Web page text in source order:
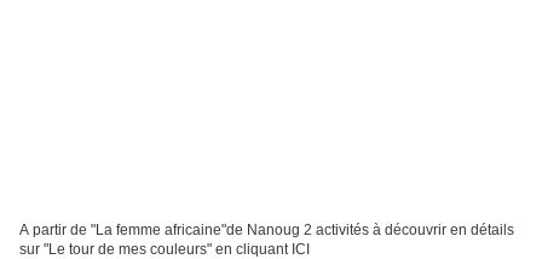
A partir de "La femme africaine"de Nanoug 2 activités à découvrir en détails
sur "Le tour de mes couleurs" en cliquant ICI